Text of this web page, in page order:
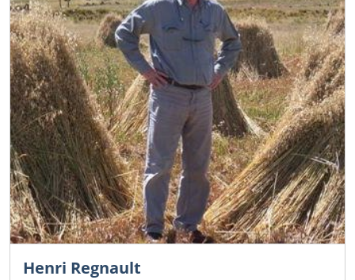
Henri Regnault